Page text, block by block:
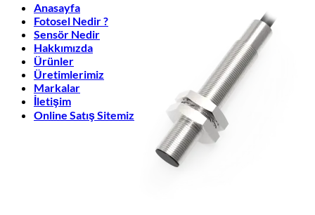
Anasayfa
Fotosel Nedir ?
Sensör Nedir
Hakkımızda
Ürünler
Üretimlerimiz
Markalar
İletişim
Online Satış Sitemiz